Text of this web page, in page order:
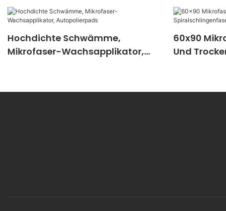
Hochdichte Schwämme,
Mikrofaser-Wachsapplikator,
60x90
Und